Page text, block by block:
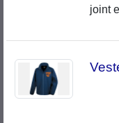
joint